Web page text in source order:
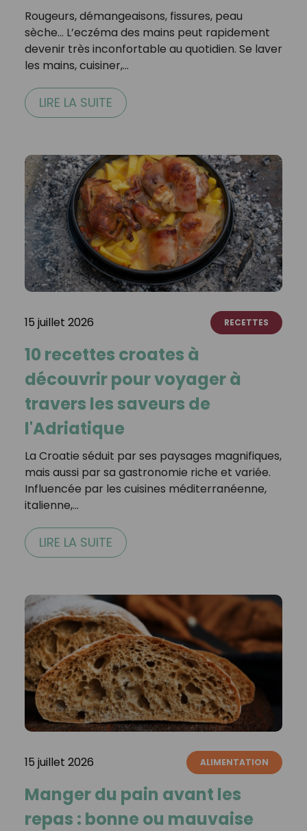
Rougeurs, démangeaisons, fissures, peau
sèche… L’eczéma des mains peut rapidement
devenir très inconfortable au quotidien. Se laver
les mains, cuisiner,…
LIRE LA SUITE
15 juillet 2026 RECETTES
10 recettes croates à
découvrir pour voyager à
travers les saveurs de
l'Adriatique
La Croatie séduit par ses paysages magnifiques,
mais aussi par sa gastronomie riche et variée.
Influencée par les cuisines méditerranéenne,
italienne,…
LIRE LA SUITE
15 juillet 2026 ALIMENTATION
Manger du pain avant les
repas : bonne ou mauvaise